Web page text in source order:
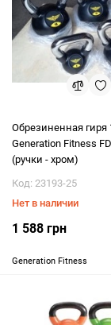
Обрезиненная гиря
Generation Fitness
(ручки - хром)
Код: 23193-25
Нет в наличии
1 588 грн
Generation Fitness